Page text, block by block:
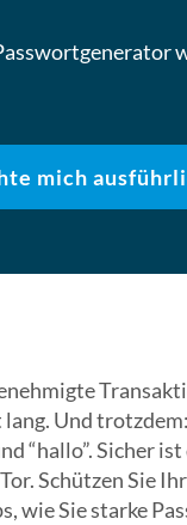
mich
Und
“hallo”. Sicher
Schützen Sie
wie Sie starke